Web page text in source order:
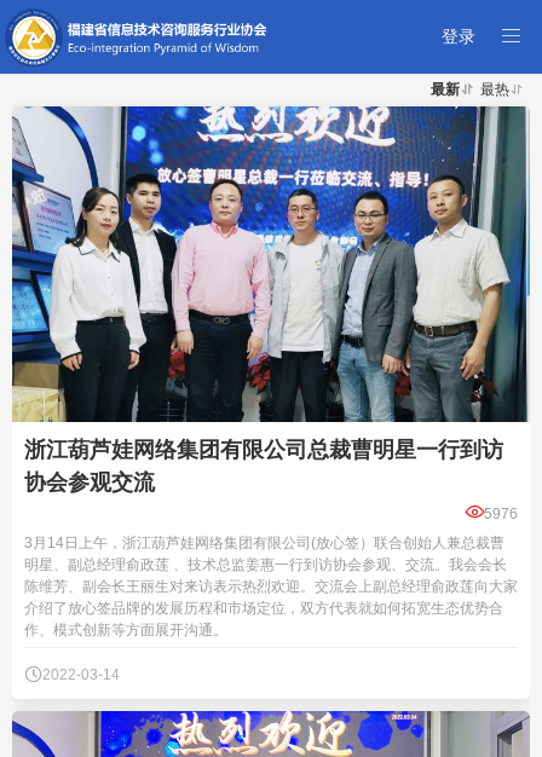
登录 
最新 最热
浙江葫芦娃网络集团有限公司总裁曹明星一行到访
协会参观交流
5976
3月14日上午，浙江葫芦娃网络集团有限公司(放心签）联合创始人兼总裁曹
明星、副总经理俞政莲 、技术总监姜惠一行到访协会参观、交流。我会会长
陈维芳、副会长王丽生对来访表示热烈欢迎。交流会上副总经理俞政莲向大家
介绍了放心签品牌的发展历程和市场定位，双方代表就如何拓宽生态优势合
作、模式创新等方面展开沟通。
2022-03-14